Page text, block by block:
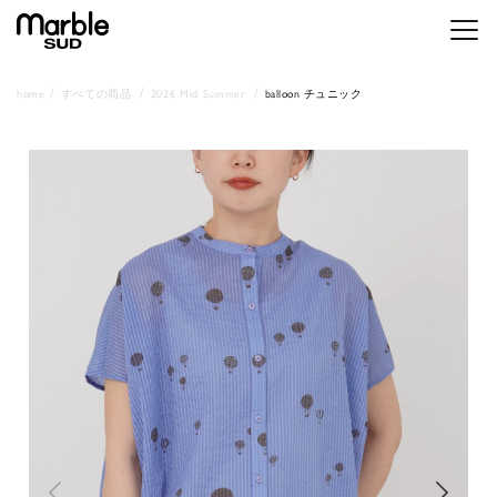
メニ
home すべての商品 2026 Mid Summer balloon チュニック